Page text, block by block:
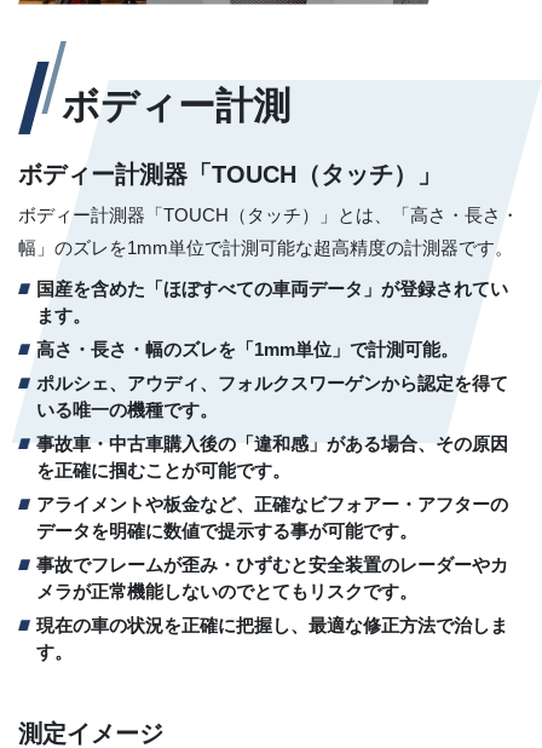
ボディー計測
ボディー計測器 ​​​​​​​「TOUCH（タッチ）」
ボディー計測器「TOUCH（タッチ）」とは、「高さ・長さ・
幅」のズレを1mm単位で計測可能な超高精度の計測器です。
国産を含めた「ほぼすべての車両データ」が登録されてい
ます。
高さ・長さ・幅のズレを「1mm単位」で計測可能。
ポルシェ、アウディ、フォルクスワーゲンから認定を得て
いる唯一の機種です。
事故車・中古車購入後の「違和感」がある場合、その原因
を正確に掴むことが可能です。
アライメントや板金など、正確なビフォアー・アフターの
データを明確に数値で提示する事が可能です。
事故でフレームが歪み・ひずむと安全装置のレーダーやカ
メラが正常機能しないのでとてもリスクです。
現在の車の状況を正確に把握し、最適な修正方法で治しま
す。
測定イメージ